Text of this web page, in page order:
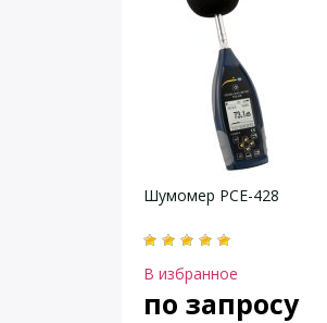
Шумомер PCE-428
В избранное
по запросу